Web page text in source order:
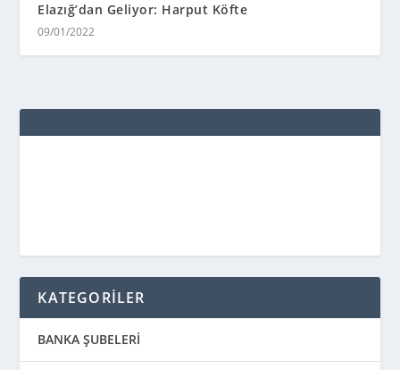
Elazığ’dan Geliyor: Harput Köfte
09/01/2022
KATEGORİLER
BANKA ŞUBELERİ